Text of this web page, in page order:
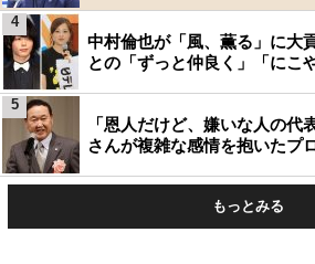
中村倫也が「風、薫る」に大
との「ずっと仲良く」「にこ
4
「恩人だけど、嫌いな人の代
さんが複雑な感情を抱いたプ
5
もっとみる